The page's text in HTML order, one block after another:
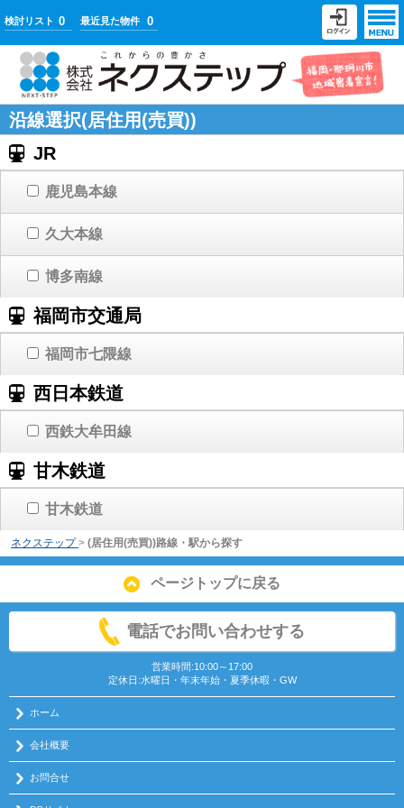
検討リスト 0 最近見た物件 0
沿線選択(居住用(売買))
JR
鹿児島本線
久大本線
博多南線
福岡市交通局
福岡市七隈線
西日本鉄道
西鉄大牟田線
甘木鉄道
甘木鉄道
ネクステップ > (居住用(売買))路線・駅から探す
ページトップに戻る
電話でお問い合わせする
営業時間:10:00～17:00
定休日:水曜日・年末年始・夏季休暇・GW
ホーム
会社概要
お問合せ